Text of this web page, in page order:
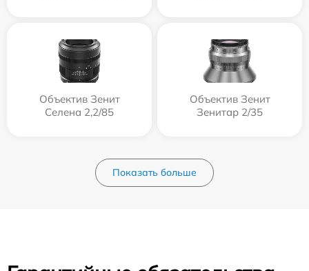
Объектив Зенит
Селена 2,2/85
Объектив Зенит
Зенитар 2/35
Показать больше